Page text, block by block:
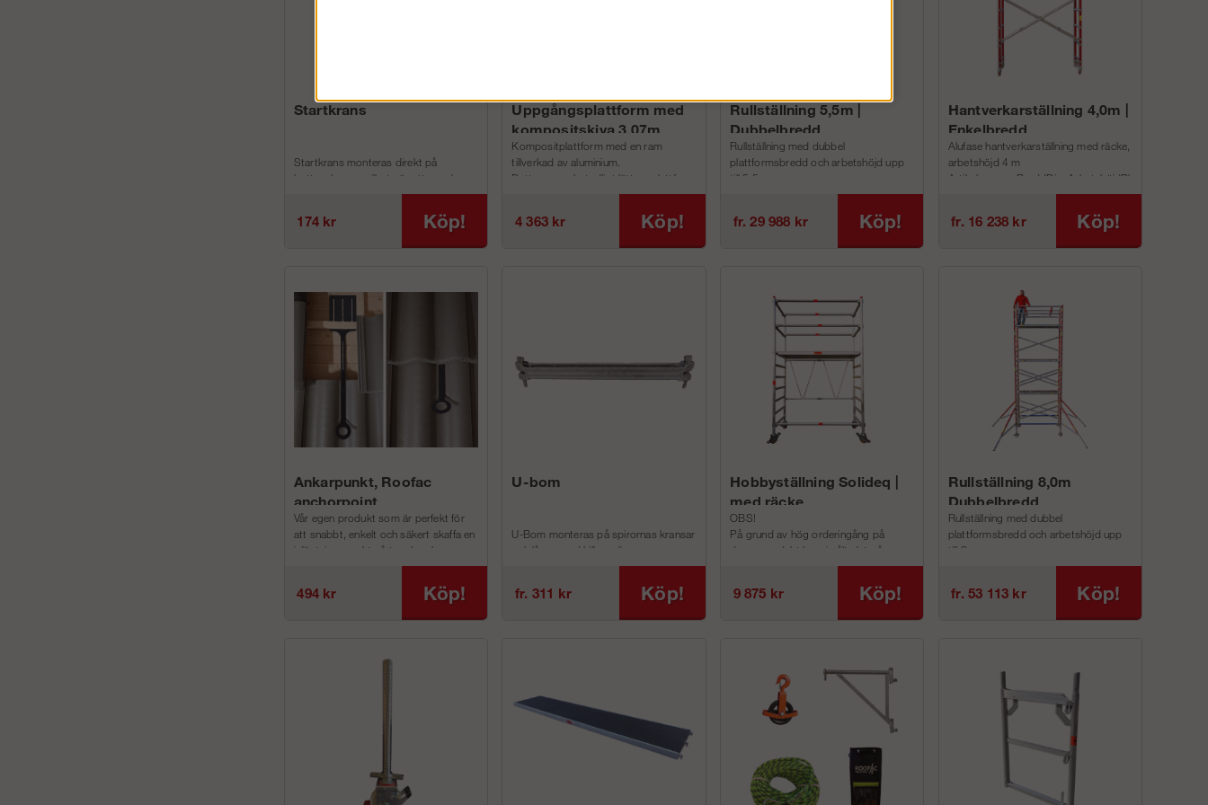
Startkrans
Startkrans monteras direkt på
bottenskruven vilket gör att man kan
montera horisontalstag, u-bom och
174 kr Köp!
Uppgångsplattform med
kompositskiva 3,07m
Kompositplattform med en ram
tillverkad av aluminium.
Detta ger en betydligt lättare plattform
jämfört med andra plattformar i
4 363 kr Köp!
Rullställning 5,5m |
Dubbelbredd
Rullställning med dubbel
plattformsbredd och arbetshöjd upp
till 5,5 m.
ArtikelnummerBreddDjupArbetshöjdPlattformshöjdRäck...
fr. 29 988 kr Köp!
Hantverkarställning 4,0m |
Enkelbredd
Alufase hantverkarställning med räcke,
arbetshöjd 4 m
fr. 16 238 kr Köp!
Ankarpunkt, Roofac
anchorpoint
Vår egen produkt som är perfekt för
att snabbt, enkelt och säkert skaffa en
infästningspunkt på tegel- och
494 kr Köp!
U-bom
U-Bom monteras på spirornas kransar
och låses med kilkopplingarna.
Plattformen placeras sedan i U-profilen
fr. 311 kr Köp!
Hobbyställning Solideq |
med räcke
OBS!
På grund av hög orderingång på
denna produkt har vi sålt slut på
plattformar till denna ställning.
9 875 kr Köp!
Rullställning 8,0m
Dubbelbredd
Rullställning med dubbel
plattformsbredd och arbetshöjd upp
till 8 m.
fr. 53 113 kr Köp!